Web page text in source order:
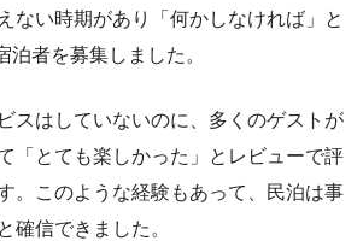
ない時期があり「何かしなければ」と
者を募集しました。
スはしていないのに、多くのゲストが
「とても楽しかった」とレビューで評
。このような経験もあって、民泊は事
確信できました。